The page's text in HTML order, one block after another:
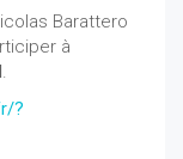
Barattero
à
.
?